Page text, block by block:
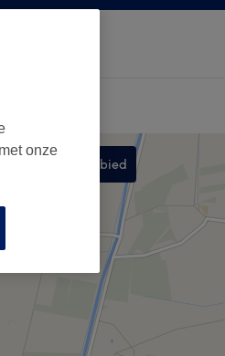
Zoek dit gebied
onze